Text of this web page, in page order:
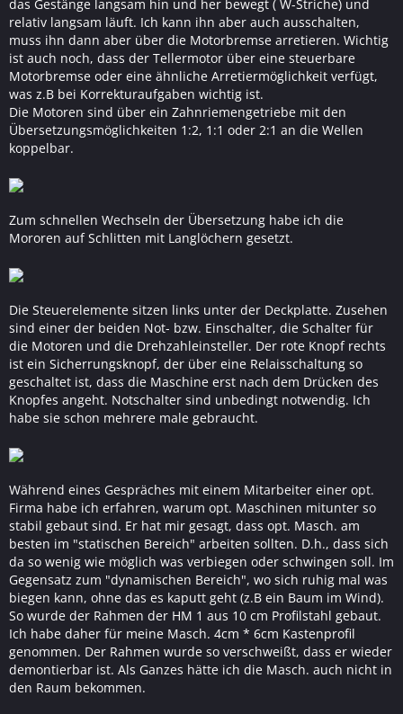
das Gestänge langsam hin und her bewegt ( W-Striche) und
relativ langsam läuft. Ich kann ihn aber auch ausschalten,
muss ihn dann aber über die Motorbremse arretieren. Wichtig
ist auch noch, dass der Tellermotor über eine steuerbare
Motorbremse oder eine ähnliche Arretiermöglichkeit verfügt,
was z.B bei Korrekturaufgaben wichtig ist.
Die Motoren sind über ein Zahnriemengetriebe mit den
Übersetzungsmöglichkeiten 1:2, 1:1 oder 2:1 an die Wellen
koppelbar.
Zum schnellen Wechseln der Übersetzung habe ich die
Mororen auf Schlitten mit Langlöchern gesetzt.
Die Steuerelemente sitzen links unter der Deckplatte. Zusehen
sind einer der beiden Not- bzw. Einschalter, die Schalter für
die Motoren und die Drehzahleinsteller. Der rote Knopf rechts
ist ein Sicherrungsknopf, der über eine Relaisschaltung so
geschaltet ist, dass die Maschine erst nach dem Drücken des
Knopfes angeht. Notschalter sind unbedingt notwendig. Ich
habe sie schon mehrere male gebraucht.
Während eines Gespräches mit einem Mitarbeiter einer opt.
Firma habe ich erfahren, warum opt. Maschinen mitunter so
stabil gebaut sind. Er hat mir gesagt, dass opt. Masch. am
besten im "statischen Bereich" arbeiten sollten. D.h., dass sich
da so wenig wie möglich was verbiegen oder schwingen soll. Im
Gegensatz zum "dynamischen Bereich", wo sich ruhig mal was
biegen kann, ohne das es kaputt geht (z.B ein Baum im Wind).
So wurde der Rahmen der HM 1 aus 10 cm Profilstahl gebaut.
Ich habe daher für meine Masch. 4cm * 6cm Kastenprofil
genommen. Der Rahmen wurde so verschweißt, dass er wieder
demontierbar ist. Als Ganzes hätte ich die Masch. auch nicht in
den Raum bekommen.